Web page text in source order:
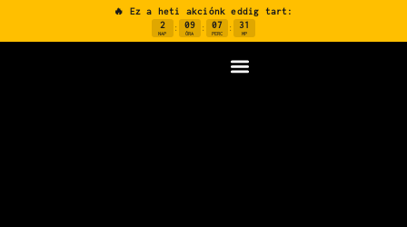
🔥 Ez a heti akciónk eddig tart:
2
NAP
: 09
ÓRA
: 07
PERC
: 30
MP